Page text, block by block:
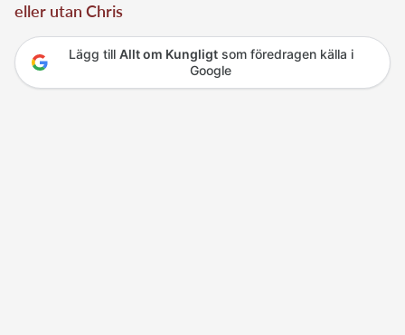
eller utan Chris
Lägg till Allt om Kungligtsom föredragen källa i
Google